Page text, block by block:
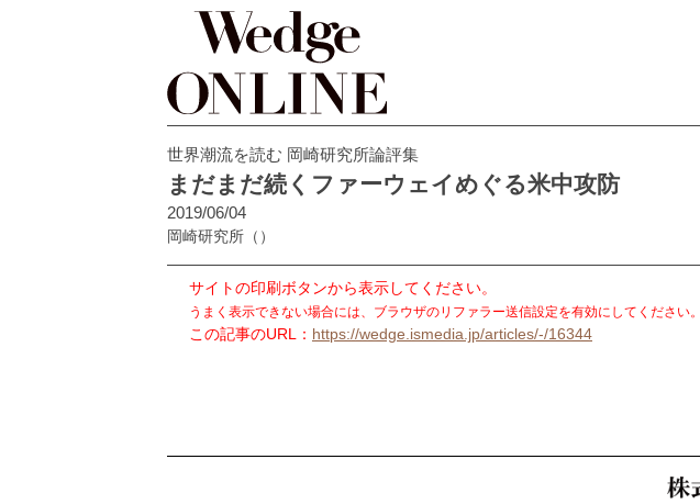
世界潮流を読む 岡崎研究所論評集
まだまだ続くファーウェイめぐる米中攻防
2019/06/04
岡崎研究所 （）
サイトの印刷ボタンから表示してください。
うまく表示できない場合には、ブラウザのリファラー送信設定を有効にしてください。
この記事のURL： https://wedge.ismedia.jp/articles/-/16344